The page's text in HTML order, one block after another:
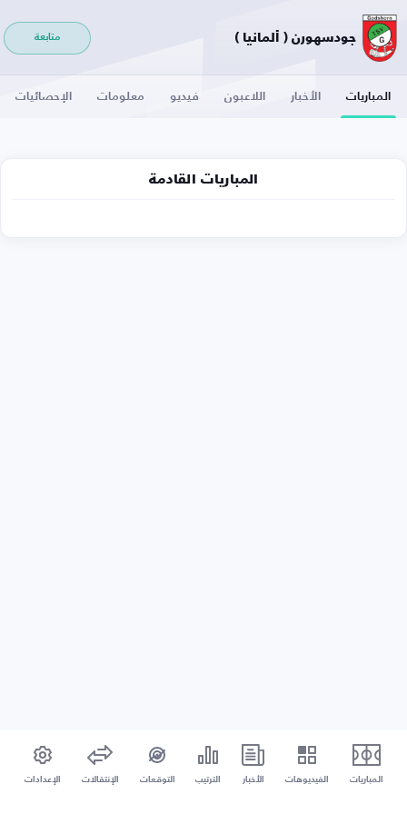
جودسهورن ( ألمانيا ) متابعة
المباريات الأخبار اللاعبون فيديو معلومات الإحصائيات
المباريات القادمة
المباريات الفيديوهات الأخبار الترتيب التوقعات الإنتقالات الإعدادات